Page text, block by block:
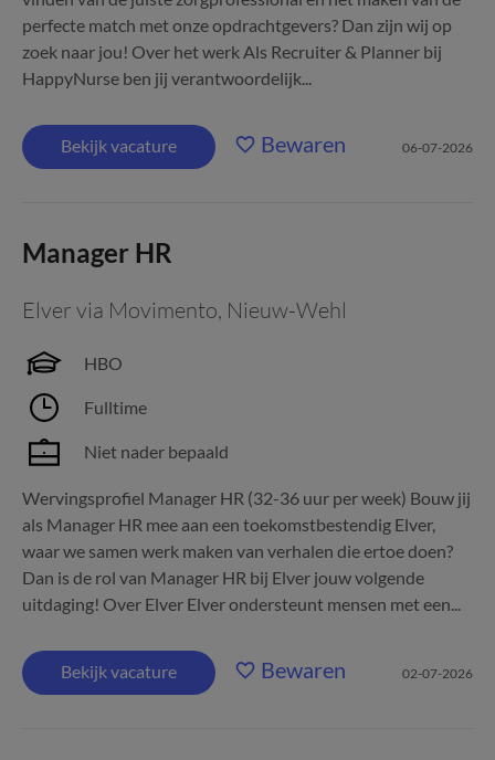
perfecte match met onze opdrachtgevers? Dan zijn wij op
zoek naar jou! Over het werk Als Recruiter & Planner bij
HappyNurse ben jij verantwoordelijk...
Bekijk vacature Bewaren 06-07-2026
Manager HR
Elver via Movimento, Nieuw-Wehl
HBO
Fulltime
Niet nader bepaald
Wervingsprofiel Manager HR (32-36 uur per week) Bouw jij
als Manager HR mee aan een toekomstbestendig Elver,
waar we samen werk maken van verhalen die ertoe doen?
Dan is de rol van Manager HR bij Elver jouw volgende
uitdaging! Over Elver Elver ondersteunt mensen met een...
Bekijk vacature Bewaren 02-07-2026